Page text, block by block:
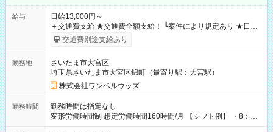
給与
日給13,000円～
＋交通費支給 ★交通費全額支給！ ┗案件により規定あり ★日払
いOK！（規定あり） ┗働いたその日に現金GET♪ お仕事後はコ
ンビニATMから 日払い分を引き落とせます！ 【試用期間】試
交通費別途支給あり
勤務地
さいたま市大宮区
埼玉県さいたま市大宮区錦町（最寄り駅：大宮駅）
株式会社ワンベルウッズ
勤務時間
勤務時間は指定なし
変形労働時間制 想定労働時間160時間/月 【シフト例】 ・8：00
～21：00